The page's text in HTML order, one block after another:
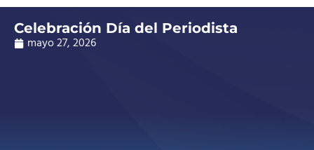
Celebración Día del Periodista
mayo 27, 2026